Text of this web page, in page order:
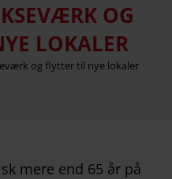
OG
LOKALER
og flytter til nye lokaler
mere end 65 år på